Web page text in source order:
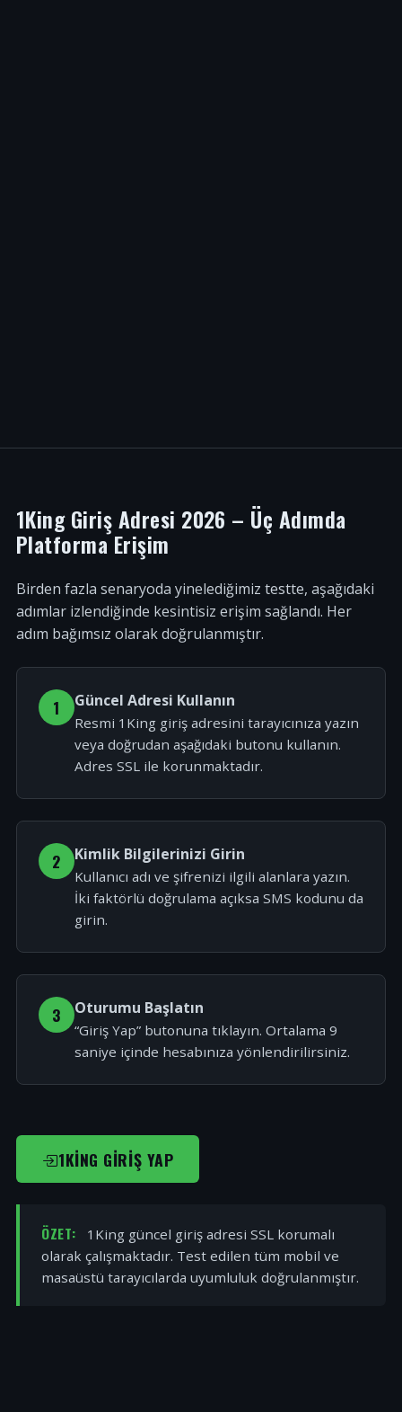
1King Giriş Adresi 2026 – Üç Adımda
Platforma Erişim
Birden fazla senaryoda yinelediğimiz testte, aşağıdaki
adımlar izlendiğinde kesintisiz erişim sağlandı. Her
adım bağımsız olarak doğrulanmıştır.
1 Güncel Adresi Kullanın
Resmi 1King giriş adresini tarayıcınıza yazın
veya doğrudan aşağıdaki butonu kullanın.
Adres SSL ile korunmaktadır.
2 Kimlik Bilgilerinizi Girin
Kullanıcı adı ve şifrenizi ilgili alanlara yazın.
İki faktörlü doğrulama açıksa SMS kodunu da
girin.
3 Oturumu Başlatın
“Giriş Yap” butonuna tıklayın. Ortalama 9
saniye içinde hesabınıza yönlendirilirsiniz.
1KING GIRIŞ YAP
ÖZET:
1King güncel giriş adresi SSL korumalı
olarak çalışmaktadır. Test edilen tüm mobil ve
masaüstü tarayıcılarda uyumluluk doğrulanmıştır.